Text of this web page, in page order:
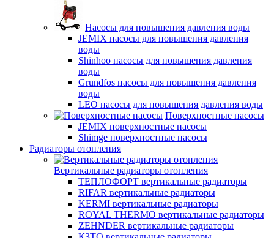
Насосы для повышения давления воды
JEMIX насосы для повышения давления
воды
Shinhoo насосы для повышения давления
воды
Grundfos насосы для повышения давления
воды
LEO насосы для повышения давления воды
Поверхностные насосы
JEMIX поверхностные насосы
Shimge поверхностные насосы
Радиаторы отопления
Вертикальные радиаторы отопления
ТЕПЛОФОРТ вертикальные радиаторы
RIFAR вертикальные радиаторы
KERMI вертикальные радиаторы
ROYAL THERMO вертикальные радиаторы
ZEHNDER вертикальные радиаторы